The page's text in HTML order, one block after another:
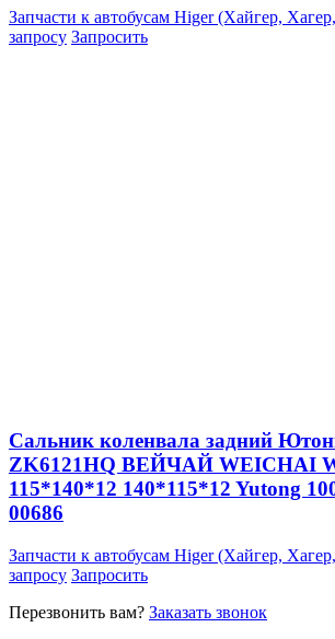
Запчасти к автобусам Higer (Хайгер,
запросу Запросить
Сальник коленвала задний
ZK6121HQ ВЕЙЧАЙ WEICHAI
115*140*12 140*115*12 Yutong
00686
Запчасти к автобусам Higer (Хайгер,
запросу Запросить
Перезвонить вам? Заказать звонок